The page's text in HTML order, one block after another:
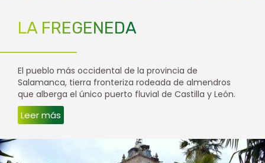
LA FREGENEDA
El pueblo más occidental de la provincia de
Salamanca, tierra fronteriza rodeada de almendros
que alberga el único puerto fluvial de Castilla y León.
Leer más